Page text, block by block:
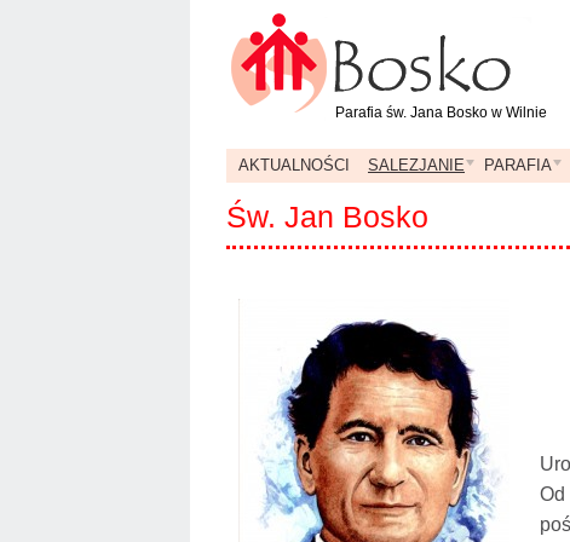
Parafia św. Jana Bosko w Wilnie
AKTUALNOŚCI SALEZJANIE PARAFIA
Św. Jan Bosko